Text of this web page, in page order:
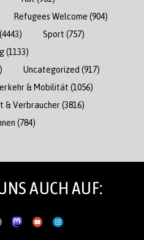
Refugees Welcome (904)
(4443) Sport (757)
(1133)
Uncategorized (917)
& Mobilität (1056)
& Verbraucher(3816)
(784)
AUCH AUF: